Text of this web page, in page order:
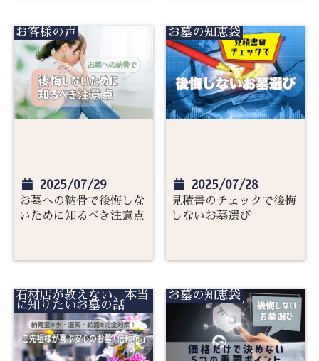
お客様の声
2025/07/29
お墓への納骨で後悔しな
いために知るべき注意点
お墓の知恵袋
2025/07/28
見積書のチェックで後悔
しないお墓選び
石材店が教えない、本当
に知りたいお墓の話
お墓の知恵袋